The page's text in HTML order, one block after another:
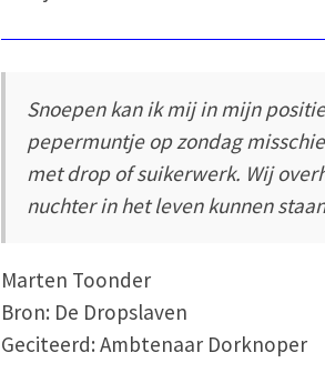
Snoepen kan ik mij in mijn
pepermuntje op zondag
met drop of suikerwerk. Wij
nuchter in het leven kunnen
Marten Toonder
Bron: De Dropslaven
Geciteerd: Ambtenaar Dorknoper